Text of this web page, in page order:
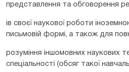
представлення та обговорення
ів своєї наукової роботи
письмовій формі, а також для
розуміння іншомовних наукових
спеціальності (обсяг такої